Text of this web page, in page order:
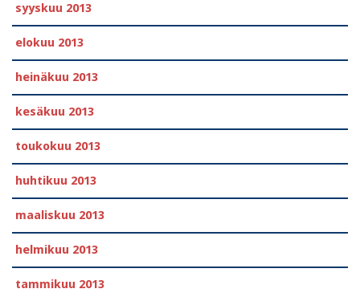
syyskuu 2013
elokuu 2013
heinäkuu 2013
kesäkuu 2013
toukokuu 2013
huhtikuu 2013
maaliskuu 2013
helmikuu 2013
tammikuu 2013